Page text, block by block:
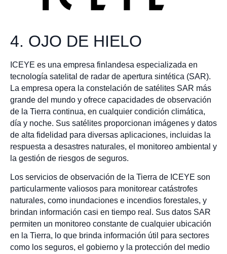
4. OJO DE HIELO
ICEYE es una empresa finlandesa especializada en
tecnología satelital de radar de apertura sintética (SAR).
La empresa opera la constelación de satélites SAR más
grande del mundo y ofrece capacidades de observación
de la Tierra continua, en cualquier condición climática,
día y noche. Sus satélites proporcionan imágenes y datos
de alta fidelidad para diversas aplicaciones, incluidas la
respuesta a desastres naturales, el monitoreo ambiental y
la gestión de riesgos de seguros.
Los servicios de observación de la Tierra de ICEYE son
particularmente valiosos para monitorear catástrofes
naturales, como inundaciones e incendios forestales, y
brindan información casi en tiempo real. Sus datos SAR
permiten un monitoreo constante de cualquier ubicación
en la Tierra, lo que brinda información útil para sectores
como los seguros, el gobierno y la protección del medio